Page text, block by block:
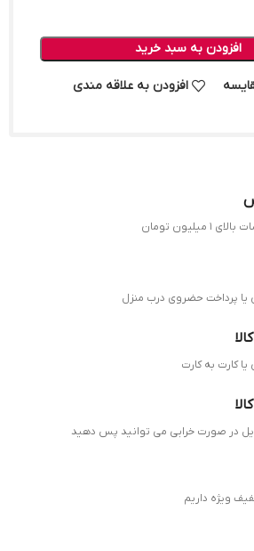
افزودن به سبد خرید
افزودن به علاقه مندی
تومان
یا پرداخت حضروی درب منزل
یا کارت به کارت